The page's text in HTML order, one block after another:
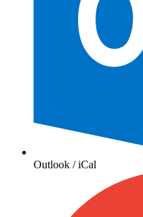
Outlook / iCal